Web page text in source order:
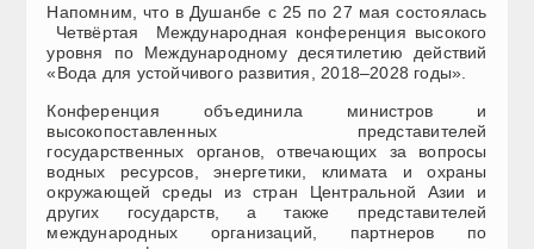
Напомним, что в Душанбе с 25 по 27 мая состоялась
Четвёртая Международная конференция высокого
уровня по Международному десятилетию действий
«Вода для устойчивого развития, 2018–2028 годы».
Конференция объединила министров и
высокопоставленных представителей
государственных органов, отвечающих за вопросы
водных ресурсов, энергетики, климата и охраны
окружающей среды из стран Центральной Азии и
других государств, а также представителей
международных организаций, партнеров по